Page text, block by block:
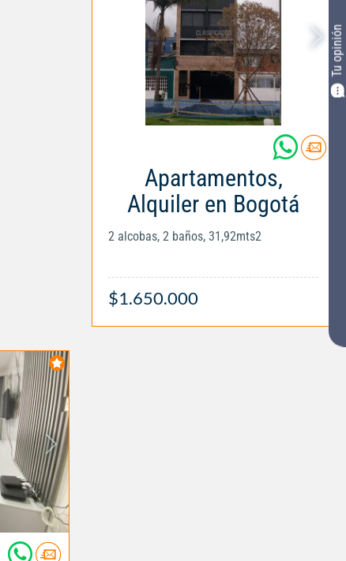
Tu opinión
Apartamentos,
Alquiler en Bogotá
2 alcobas, 2 baños, 31,92mts2
$1.650.000